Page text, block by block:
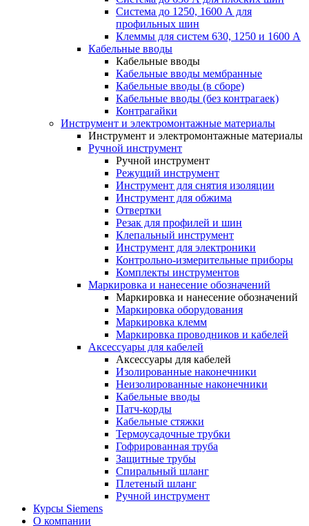
Система до 1250, 1600 А для
профильных шин
Клеммы для систем 630, 1250 и 1600 А
Кабельные вводы
Кабельные вводы
Кабельные вводы мембранные
Кабельные вводы (в сборе)
Кабельные вводы (без контрагаек)
Контрагайки
Инструмент и электромонтажные материалы
Инструмент и электромонтажные материалы
Ручной инструмент
Ручной инструмент
Режущий инструмент
Инструмент для снятия изоляции
Инструмент для обжима
Отвертки
Резак для профилей и шин
Клепальный инструмент
Инструмент для электроники
Контрольно-измерительные приборы
Комплекты инструментов
Маркировка и нанесение обозначений
Маркировка и нанесение обозначений
Маркировка оборудования
Маркировка клемм
Маркировка проводников и кабелей
Аксессуары для кабелей
Аксессуары для кабелей
Изолированные наконечники
Неизолированные наконечники
Кабельные вводы
Патч-корды
Кабельные стяжки
Термоусадочные трубки
Гофрированная труба
Защитные трубы
Спиральный шланг
Плетеный шланг
Ручной инструмент
Курсы Siemens
О компании